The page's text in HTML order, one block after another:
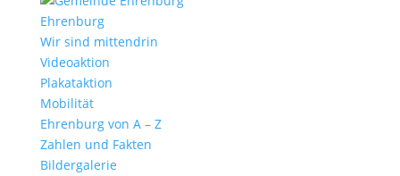
Ehrenburg
Wir sind mittendrin
Videoaktion
Plakataktion
Mobilität
Ehrenburg von A – Z
Zahlen und Fakten
Bildergalerie